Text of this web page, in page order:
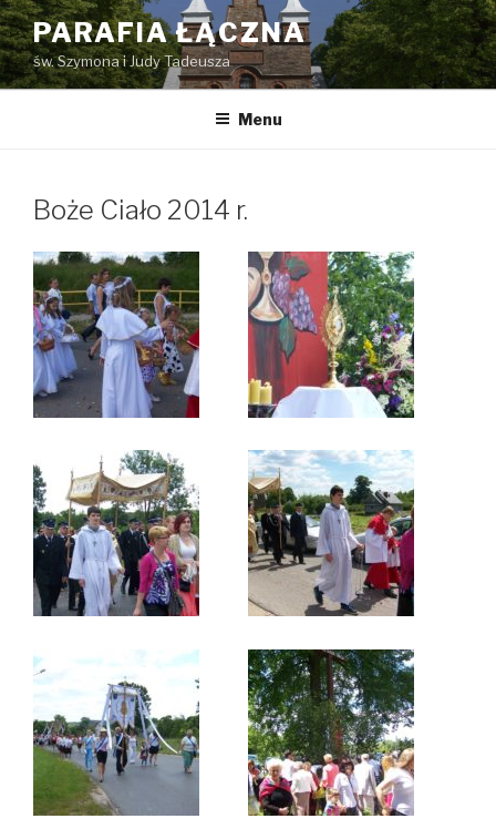
Przejdź
do
treści
PARAFIA ŁĄCZNA
św. Szymona i Judy Tadeusza
Menu
Boże Ciało 2014 r.